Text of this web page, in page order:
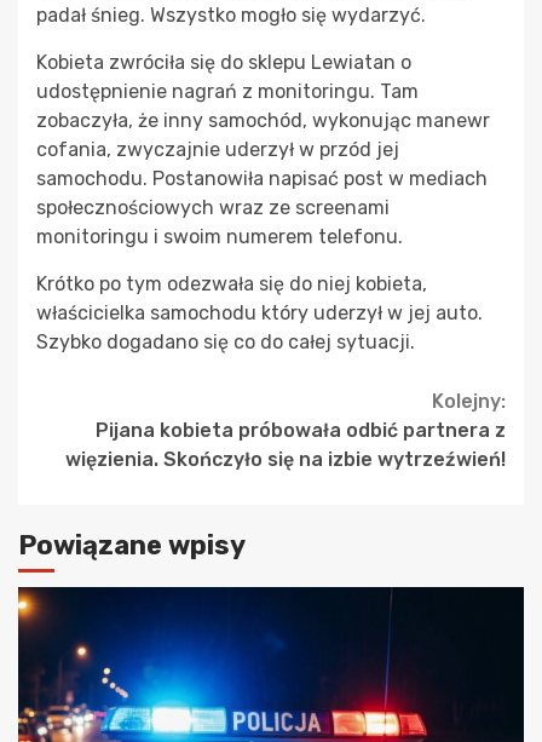
padał śnieg. Wszystko mogło się wydarzyć.
Kobieta zwróciła się do sklepu Lewiatan o
udostępnienie nagrań z monitoringu. Tam
zobaczyła, że inny samochód, wykonując manewr
cofania, zwyczajnie uderzył w przód jej
samochodu. Postanowiła napisać post w mediach
społecznościowych wraz ze screenami
monitoringu i swoim numerem telefonu.
Krótko po tym odezwała się do niej kobieta,
właścicielka samochodu który uderzył w jej auto.
Szybko dogadano się co do całej sytuacji.
Reading
Kolejny:
Pijana kobieta próbowała odbić partnera z
więzienia. Skończyło się na izbie wytrzeźwień!
Powiązane wpisy